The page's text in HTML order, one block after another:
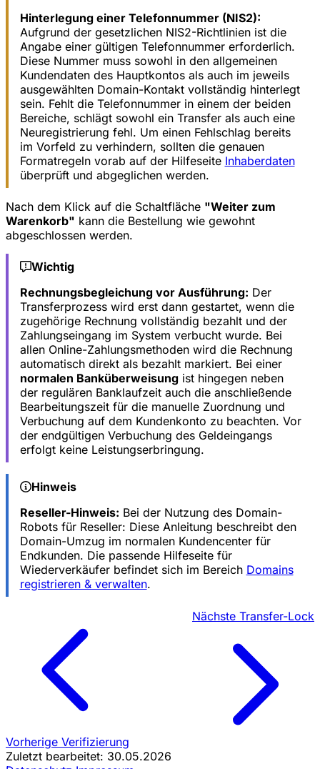
Hinterlegung einer Telefonnummer (NIS2):
Aufgrund der gesetzlichen NIS2-Richtlinien ist die
Angabe einer gültigen Telefonnummer erforderlich.
Diese Nummer muss sowohl in den allgemeinen
Kundendaten des Hauptkontos als auch im jeweils
ausgewählten Domain-Kontakt vollständig hinterlegt
sein. Fehlt die Telefonnummer in einem der beiden
Bereiche, schlägt sowohl ein Transfer als auch eine
Neuregistrierung fehl. Um einen Fehlschlag bereits
im Vorfeld zu verhindern, sollten die genauen
Formatregeln vorab auf der Hilfeseite Inhaberdaten
überprüft und abgeglichen werden.
Nach dem Klick auf die Schaltfläche "Weiter zum
Warenkorb" kann die Bestellung wie gewohnt
abgeschlossen werden.
Wichtig
Rechnungsbegleichung vor Ausführung: Der
Transferprozess wird erst dann gestartet, wenn die
zugehörige Rechnung vollständig bezahlt und der
Zahlungseingang im System verbucht wurde. Bei
allen Online-Zahlungsmethoden wird die Rechnung
automatisch direkt als bezahlt markiert. Bei einer
normalen Banküberweisungist hingegen neben
der regulären Banklaufzeit auch die anschließende
Bearbeitungszeit für die manuelle Zuordnung und
Verbuchung auf dem Kundenkonto zu beachten. Vor
der endgültigen Verbuchung des Geldeingangs
erfolgt keine Leistungserbringung.
Hinweis
Reseller-Hinweis: Bei der Nutzung des Domain-
Robots für Reseller: Diese Anleitung beschreibt den
Domain-Umzug im normalen Kundencenter für
Endkunden. Die passende Hilfeseite für
Wiederverkäufer befindet sich im Bereich Domains
registrieren & verwalten.
Vorherige Verifizierung
Nächste Transfer-Lock
Zuletzt bearbeitet: 30.05.2026